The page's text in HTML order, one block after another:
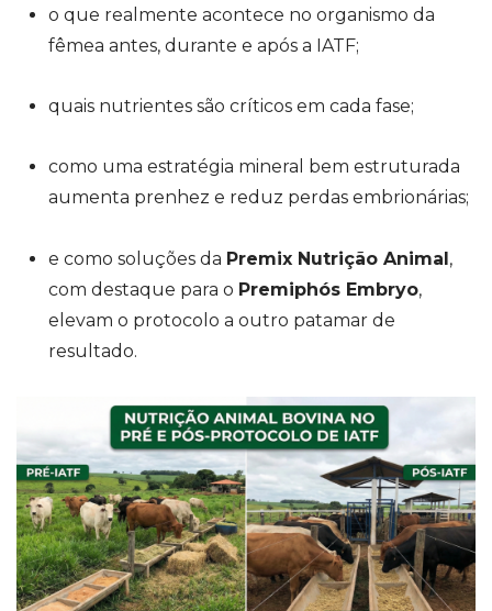
o que realmente acontece no organismo da
fêmea antes, durante e após a IATF;
quais nutrientes são críticos em cada fase;
como uma estratégia mineral bem estruturada
aumenta prenhez e reduz perdas embrionárias;
e como soluções da Premix Nutrição Animal,
com destaque para o Premiphós Embryo,
elevam o protocolo a outro patamar de
resultado.